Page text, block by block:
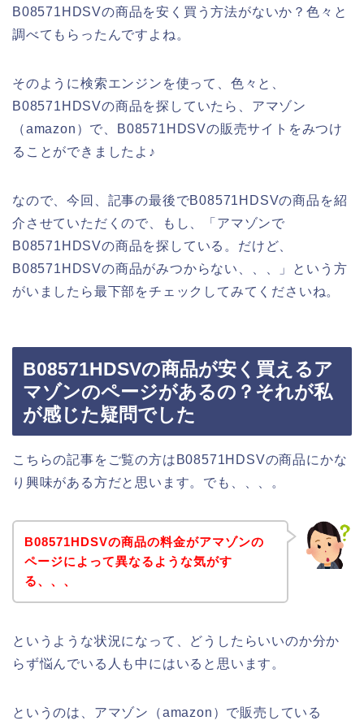
B08571HDSVの商品を安く買う方法がないか？色々と
調べてもらったんですよね。
そのように検索エンジンを使って、色々と、
B08571HDSVの商品を探していたら、アマゾン
（amazon）で、B08571HDSVの販売サイトをみつけ
ることができましたよ♪
なので、今回、記事の最後でB08571HDSVの商品を紹
介させていただくので、もし、「アマゾンで
B08571HDSVの商品を探している。だけど、
B08571HDSVの商品がみつからない、、、」という方
がいましたら最下部をチェックしてみてくださいね。
B08571HDSVの商品が安く買えるア
マゾンのページがあるの？それが私
が感じた疑問でした
こちらの記事をご覧の方はB08571HDSVの商品にかな
り興味がある方だと思います。でも、、、。
B08571HDSVの商品の料金がアマゾンの
ページによって異なるような気がす
る、、、
というような状況になって、どうしたらいいのか分か
らず悩んでいる人も中にはいると思います。
というのは、アマゾン（amazon）で販売している